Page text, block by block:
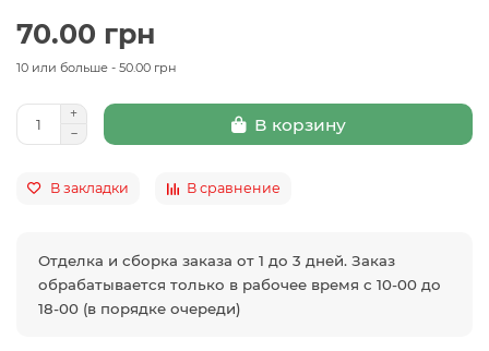
70.00 грн
10 или больше - 50.00 грн
В корзину
В закладки В сравнение
Отделка и сборка заказа от 1 до 3 дней. Заказ
обрабатывается только в рабочее время с 10-00 до
18-00 (в порядке очереди)